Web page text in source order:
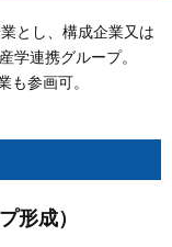
とし、構成企業又は
学連携グループ。
参画可。
プ形成）